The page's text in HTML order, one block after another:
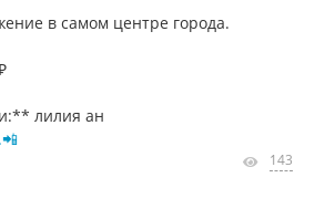
в самом центре города.
лилия ан
143